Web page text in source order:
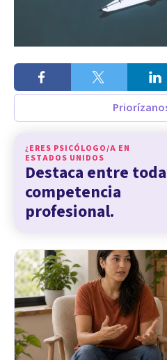
¿ERES PSICÓLOGO/A EN
ESTADOS UNIDOS
Destaca entre
competencia
profesional.